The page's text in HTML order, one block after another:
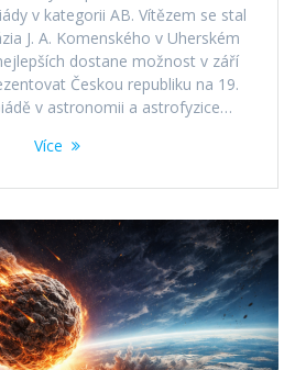
v kategorii AB. Vítězem se stal
J. A. Komenského v Uherském
dostane možnost v září
Českou republiku na 19.
v astronomii a astrofyzice…
Více